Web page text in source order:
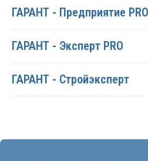
ГАРАНТ - Предприятие PRO
ГАРАНТ - Эксперт PRO
ГАРАНТ - Стройэксперт